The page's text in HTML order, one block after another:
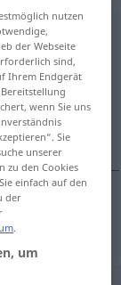
nutzen
der Webseite
sind,
Ihrem Endgerät
wenn Sie uns
Sie
unserer
zu den Cookies
einfach auf den
der
.
um